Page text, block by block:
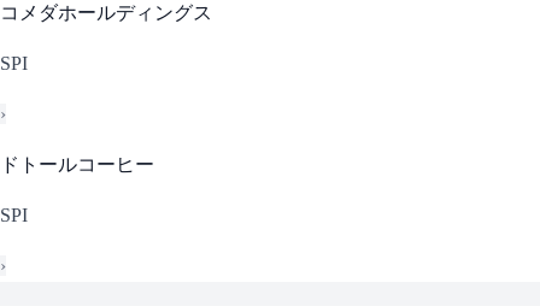
コメダホールディングス
SPI
›
ドトールコーヒー
SPI
›